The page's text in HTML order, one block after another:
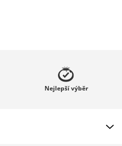
Nejlepšívýběr